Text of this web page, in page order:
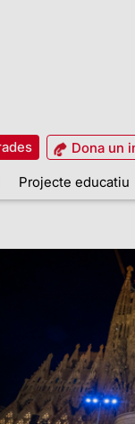
Dona un
Projecte educatiu